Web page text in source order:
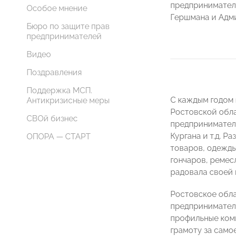
Особое мнение
Бюро по защите прав
предпринимателей
Видео
Поздравления
Поддержка МСП.
Антикризисные меры
СВОй бизнес
ОПОРА — СТАРТ
Гершмана и
С каждым годом
Ростовской
Кургана и т.д.
товаров,
гончаров,
радовала
Ростовское
профильные
грамоту за